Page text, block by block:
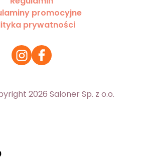
promocyjne
prywatności
2026 Saloner Sp. z o.o.